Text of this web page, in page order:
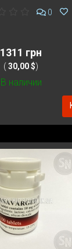
0
1311 грн
( 30,00 $)
В наличии